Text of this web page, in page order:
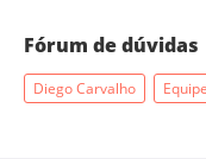
Fórum de dúvidas
Diego Carvalho